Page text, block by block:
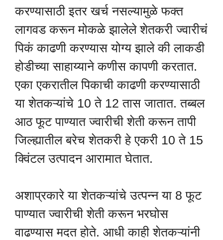
करण्यासाठी इतर खर्च नसल्यामुळे फक्त
लागवड करून मोकळे झालेले शेतकरी ज्वारीचं
पिकं काढणी करण्यास योग्य झाले की लाकडी
होडीच्या साहाय्याने कणीस कापणी करतात.
एका एकरातील पिकाची काढणी करण्यासाठी
या शेतकऱ्यांचे 10 ते 12 तास जातात. तब्बल
आठ फूट पाण्यात ज्वारीची शेती करून तापी
जिल्ह्यातील बरेच शेतकरी हे एकरी 10 ते 15
क्विंटल उत्पादन आरामात घेतात.
अशाप्रकारे या शेतकऱ्यांचे उत्पन्न या 8 फूट
पाण्यात ज्वारीची शेती करून भरघोस
वाढण्यास मदत होते. आधी काही शेतकऱ्यांनी